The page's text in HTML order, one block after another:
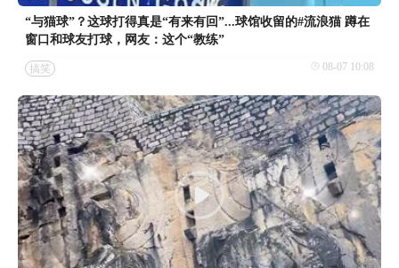
“与猫球”？这球打得真是“有来有回”...球馆收留的#流浪猫 蹲在
窗口和球友打球，网友：这个“教练”
搞笑 08-07 10:08